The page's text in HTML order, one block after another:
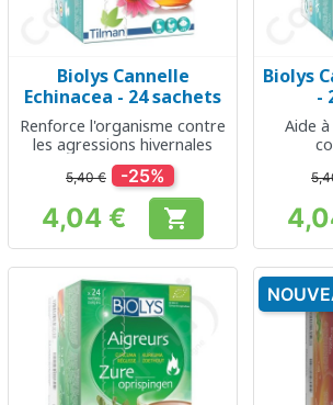
Biolys Cannelle
Echinacea - 24 sachets
Renforce l'organisme contre
les agressions hivernales
5,40 € -25%
Prix
4,04 € 
Biolys
-
Aide